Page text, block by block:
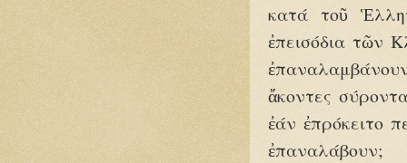
κατά τοῦ
ἐπεισόδια τῶν
ἄκοντες
ἐάν ἐπρόκειτο
ἐπαναλάβουν;